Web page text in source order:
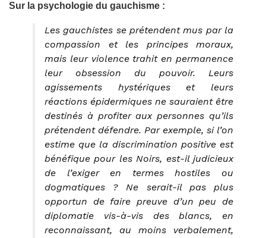
Sur la psychologie du gauchisme :
Les gauchistes se prétendent mus par la
compassion et les principes moraux,
mais leur violence trahit en permanence
leur obsession du pouvoir. Leurs
agissements hystériques et leurs
réactions épidermiques ne sauraient être
destinés à profiter aux personnes qu’ils
prétendent défendre. Par exemple, si l’on
estime que la discrimination positive est
bénéfique pour les Noirs, est-il judicieux
de l’exiger en termes hostiles ou
dogmatiques ? Ne serait-il pas plus
opportun de faire preuve d’un peu de
diplomatie vis-à-vis des blancs, en
reconnaissant, au moins verbalement,